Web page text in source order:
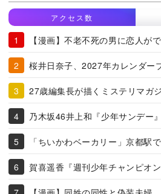
アクセス数
【漫画】不老不死の男に恋人が
桜井日奈子、2027年カレンダー
27歳編集長が描くミステリマガ
乃木坂46井上和『少年サンデー
「ちいかわベーカリー」京都駅
賀喜遥香『週刊少年チャンピオ